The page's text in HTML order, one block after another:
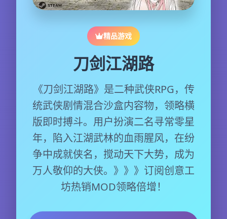
精品游戏
刀剑江湖路
《刀剑江湖路》是二种武侠RPG，传
统武侠剧情混合沙盒内容物，领略横
版即时搏斗。用户扮演二名寻常零星
年，陷入江湖武林的血雨腥风，在纷
争中成就侠名，搅动天下大势，成为
万人敬仰的大侠。》》》订阅创意工
坊热销MOD领略倍增！